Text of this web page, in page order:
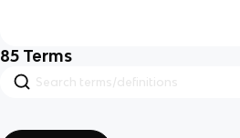
85 Terms